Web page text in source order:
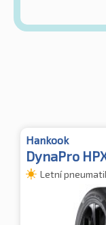
Hankook
DynaPro
Letní